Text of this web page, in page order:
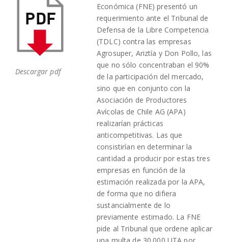
Descargar pdf
Económica (FNE) presentó un
requerimiento ante el Tribunal de
Defensa de la Libre Competencia
(TDLC) contra las empresas
Agrosuper, Ariztía y Don Pollo, las
que no sólo concentraban el 90%
de la participación del mercado,
sino que en conjunto con la
Asociación de Productores
Avícolas de Chile AG (APA)
realizarían prácticas
anticompetitivas. Las que
consistirían en determinar la
cantidad a producir por estas tres
empresas en función de la
estimación realizada por la APA,
de forma que no difiera
sustancialmente de lo
previamente estimado. La FNE
pide al Tribunal que ordene aplicar
una multa de 30.000 UTA por